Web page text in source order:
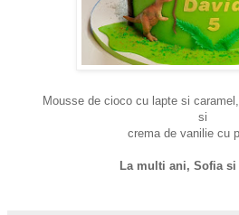
Mousse de cioco cu lapte si
si
crema de vanilie cu
La multi ani, Sofia si